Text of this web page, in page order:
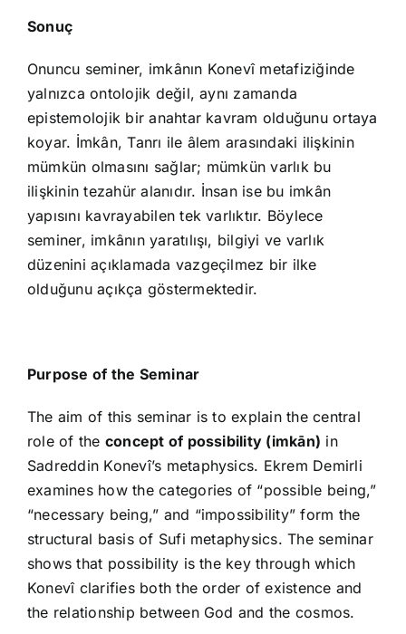
Sonuç
Onuncu seminer, imkânın Konevî metafiziğinde
yalnızca ontolojik değil, aynı zamanda
epistemolojik bir anahtar kavram olduğunu ortaya
koyar. İmkân, Tanrı ile âlem arasındaki ilişkinin
mümkün olmasını sağlar; mümkün varlık bu
ilişkinin tezahür alanıdır. İnsan ise bu imkân
yapısını kavrayabilen tek varlıktır. Böylece
seminer, imkânın yaratılışı, bilgiyi ve varlık
düzenini açıklamada vazgeçilmez bir ilke
olduğunu açıkça göstermektedir.
Purpose of the Seminar
The aim of this seminar is to explain the central
role of the concept of possibility (imkān) in
Sadreddin Konevî’s metaphysics. Ekrem Demirli
examines how the categories of “possible being,”
“necessary being,” and “impossibility” form the
structural basis of Sufi metaphysics. The seminar
shows that possibility is the key through which
Konevî clarifies both the order of existence and
the relationship between God and the cosmos.